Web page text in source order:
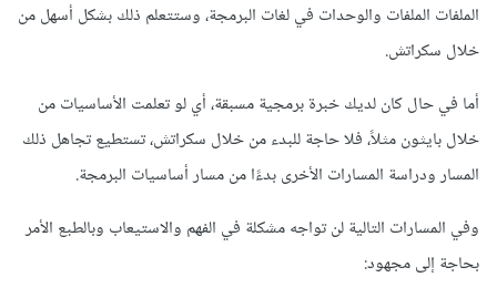
الملفات الملفات والوحدات في لغات البرمجة، وستتعلم ذلك بشكل أسهل من
خلال سكراتش.
أما في حال كان لديك خبرة برمجية مسبقة، أي لو تعلمت الأساسيات من
خلال بايثون مثلاً، فلا حاجة للبدء من خلال سكراتش، تستطيع تجاهل ذلك
المسار ودراسة المسارات الأخرى بدءًا من مسار أساسيات البرمجة.
وفي المسارات التالية لن تواجه مشكلة في الفهم والاستيعاب وبالطبع الأمر
بحاجة إلى مجهود: